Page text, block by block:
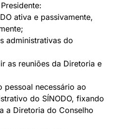
ativa e passivamente,
administrativas do
as reuniões da Diretoria e
pessoal necessário ao
do SÍNODO, fixando
a Diretoria do Conselho